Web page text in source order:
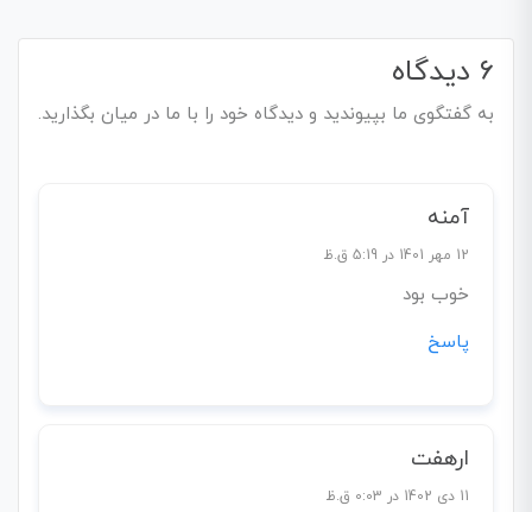
6 دیدگاه
به گفتگوی ما بپیوندید و دیدگاه خود را با ما در میان بگذارید.
آمنه
12 مهر 1401 در 5:19 ق.ظ
خوب بود
پاسخ
ارهفت
11 دی 1402 در 0:03 ق.ظ